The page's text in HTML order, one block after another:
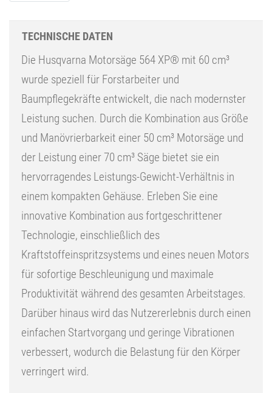
TECHNISCHE DATEN
Die Husqvarna Motorsäge 564 XP® mit 60 cm³
wurde speziell für Forstarbeiter und
Baumpflegekräfte entwickelt, die nach modernster
Leistung suchen. Durch die Kombination aus Größe
und Manövrierbarkeit einer 50 cm³ Motorsäge und
der Leistung einer 70 cm³ Säge bietet sie ein
hervorragendes Leistungs-Gewicht-Verhältnis in
einem kompakten Gehäuse. Erleben Sie eine
innovative Kombination aus fortgeschrittener
Technologie, einschließlich des
Kraftstoffeinspritzsystems und eines neuen Motors
für sofortige Beschleunigung und maximale
Produktivität während des gesamten Arbeitstages.
Darüber hinaus wird das Nutzererlebnis durch einen
einfachen Startvorgang und geringe Vibrationen
verbessert, wodurch die Belastung für den Körper
verringert wird.